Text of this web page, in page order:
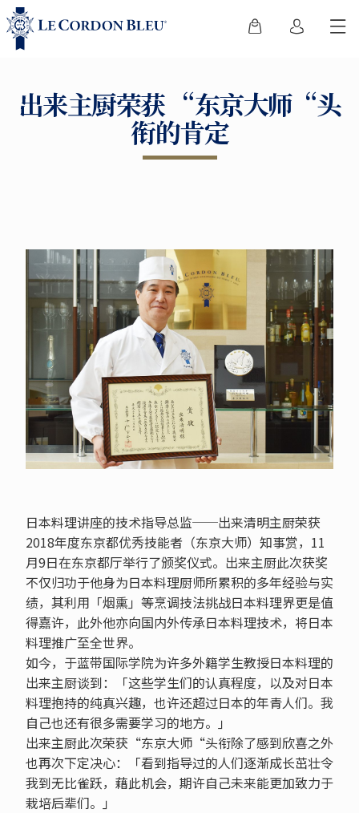
出来主厨荣获 “东京大师“头
衔的肯定
日本料理讲座的技术指导总监──出来清明主厨荣获
2018年度东京都优秀技能者（东京大师）知事赏，11
月9日在东京都厅举行了颁奖仪式。出来主厨此次获奖
不仅归功于他身为日本料理厨师所累积的多年经验与实
绩，其利用「烟熏」等烹调技法挑战日本料理界更是值
得嘉许，此外他亦向国内外传承日本料理技术，将日本
料理推广至全世界。
如今，于蓝带国际学院为许多外籍学生教授日本料理的
出来主厨谈到：「这些学生们的认真程度，以及对日本
料理抱持的纯真兴趣，也许还超过日本的年青人们。我
自己也还有很多需要学习的地方。」
出来主厨此次荣获“东京大师“头衔除了感到欣喜之外
也再次下定决心：「看到指导过的人们逐渐成长茁壮令
我到无比雀跃，藉此机会，期许自己未来能更加致力于
栽培后辈们。」